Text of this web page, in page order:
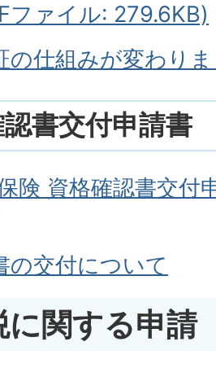
ファイル: 279.6KB)
の仕組みが変わり
書交付申請書
険 資格確認書交付
の交付について
に関する申請